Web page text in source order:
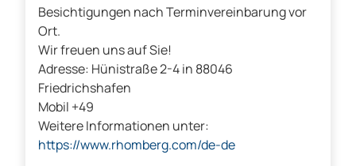
Besichtigungen nach Terminvereinbarung vor
Ort.
Wir freuen uns auf Sie!
Adresse: Hünistraße 2-4 in 88046
Friedrichshafen
Mobil +49
Weitere Informationen unter:
https://www.rhomberg.com/de-de